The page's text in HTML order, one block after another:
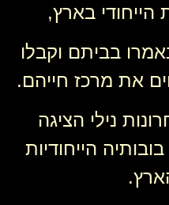
הייחודי בארץ,
בביתם וקבלו
את מרכז חייהם.
נילי הציגה
הייחודיות